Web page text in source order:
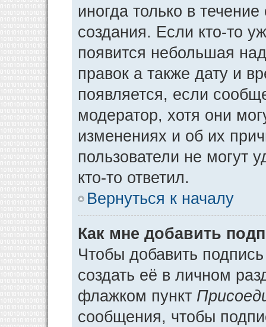
иногда только в
создания. Если кто-то
появится небольшая
правок а также дату и
появляется, если
модератор, хотя они
изменениях и об их
пользователи не могут
кто-то ответил.
Вернуться к началу
Как мне добавить
Чтобы добавить
создать её в личном
флажком пункт
сообщения, чтобы